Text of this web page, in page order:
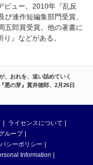
、おれを、追い詰めていく
の芽』貫井徳郎、2月26日
ビュー。2010年『乱反
連作短編集部門受賞、
五郎賞受賞。他の著書に
り』などがある。
ライセンスについて
ループ
シーポリシー
Information